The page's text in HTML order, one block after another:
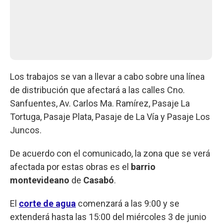
Los trabajos se van a llevar a cabo sobre una línea
de distribución que afectará a las calles Cno.
Sanfuentes, Av. Carlos Ma. Ramírez, Pasaje La
Tortuga, Pasaje Plata, Pasaje de La Vía y Pasaje Los
Juncos.
De acuerdo con el comunicado, la zona que se verá
afectada por estas obras es el barrio
montevideano de Casabó.
El corte de agua comenzará a las 9:00 y se
extenderá hasta las 15:00 del miércoles 3 de junio